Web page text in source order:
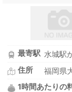
最寄駅 水城駅
住所
福岡県
1時間あたりの